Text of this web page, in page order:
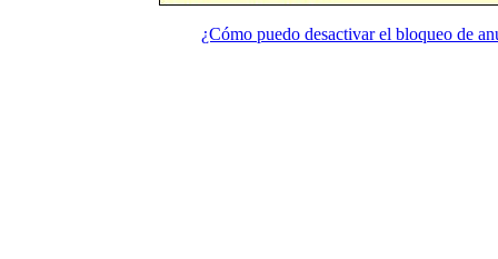
¿Cómo puedo desactivar el bloqueo de